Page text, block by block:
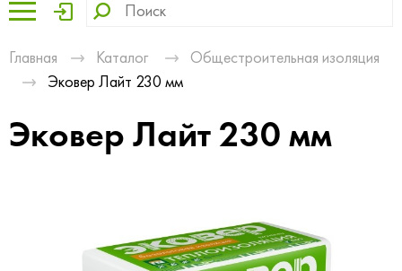
Главная Каталог
Общестроительная изоляция
Эковер Лайт 230 мм
Эковер Лайт 230 мм